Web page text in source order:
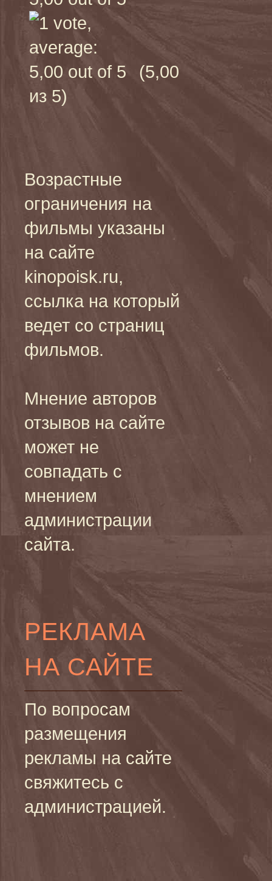
(5,00
из 5)
Возрастные
ограничения на
фильмы указаны
на сайте
kinopoisk.ru,
ссылка на который
ведет со страниц
фильмов.
Мнение авторов
отзывов на сайте
может не
совпадать с
мнением
администрации
сайта.
РЕКЛАМА
НА САЙТЕ
По вопросам
размещения
рекламы на сайте
свяжитесь с
администрацией.